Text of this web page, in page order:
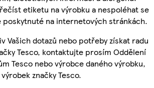
etiketu na výrobku a nespoléhat se
poskytnuté na internetových stránkách.
Vašich dotazů nebo potřeby získat radu
Tesco, kontaktujte prosím Oddělení
Tesco nebo výrobce daného výrobku,
značky Tesco.